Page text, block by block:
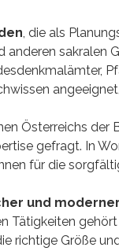
, die als
anderen sakralen
Österreichs der
gefragt. In
für die
und
Tätigkeiten
richtige Größe